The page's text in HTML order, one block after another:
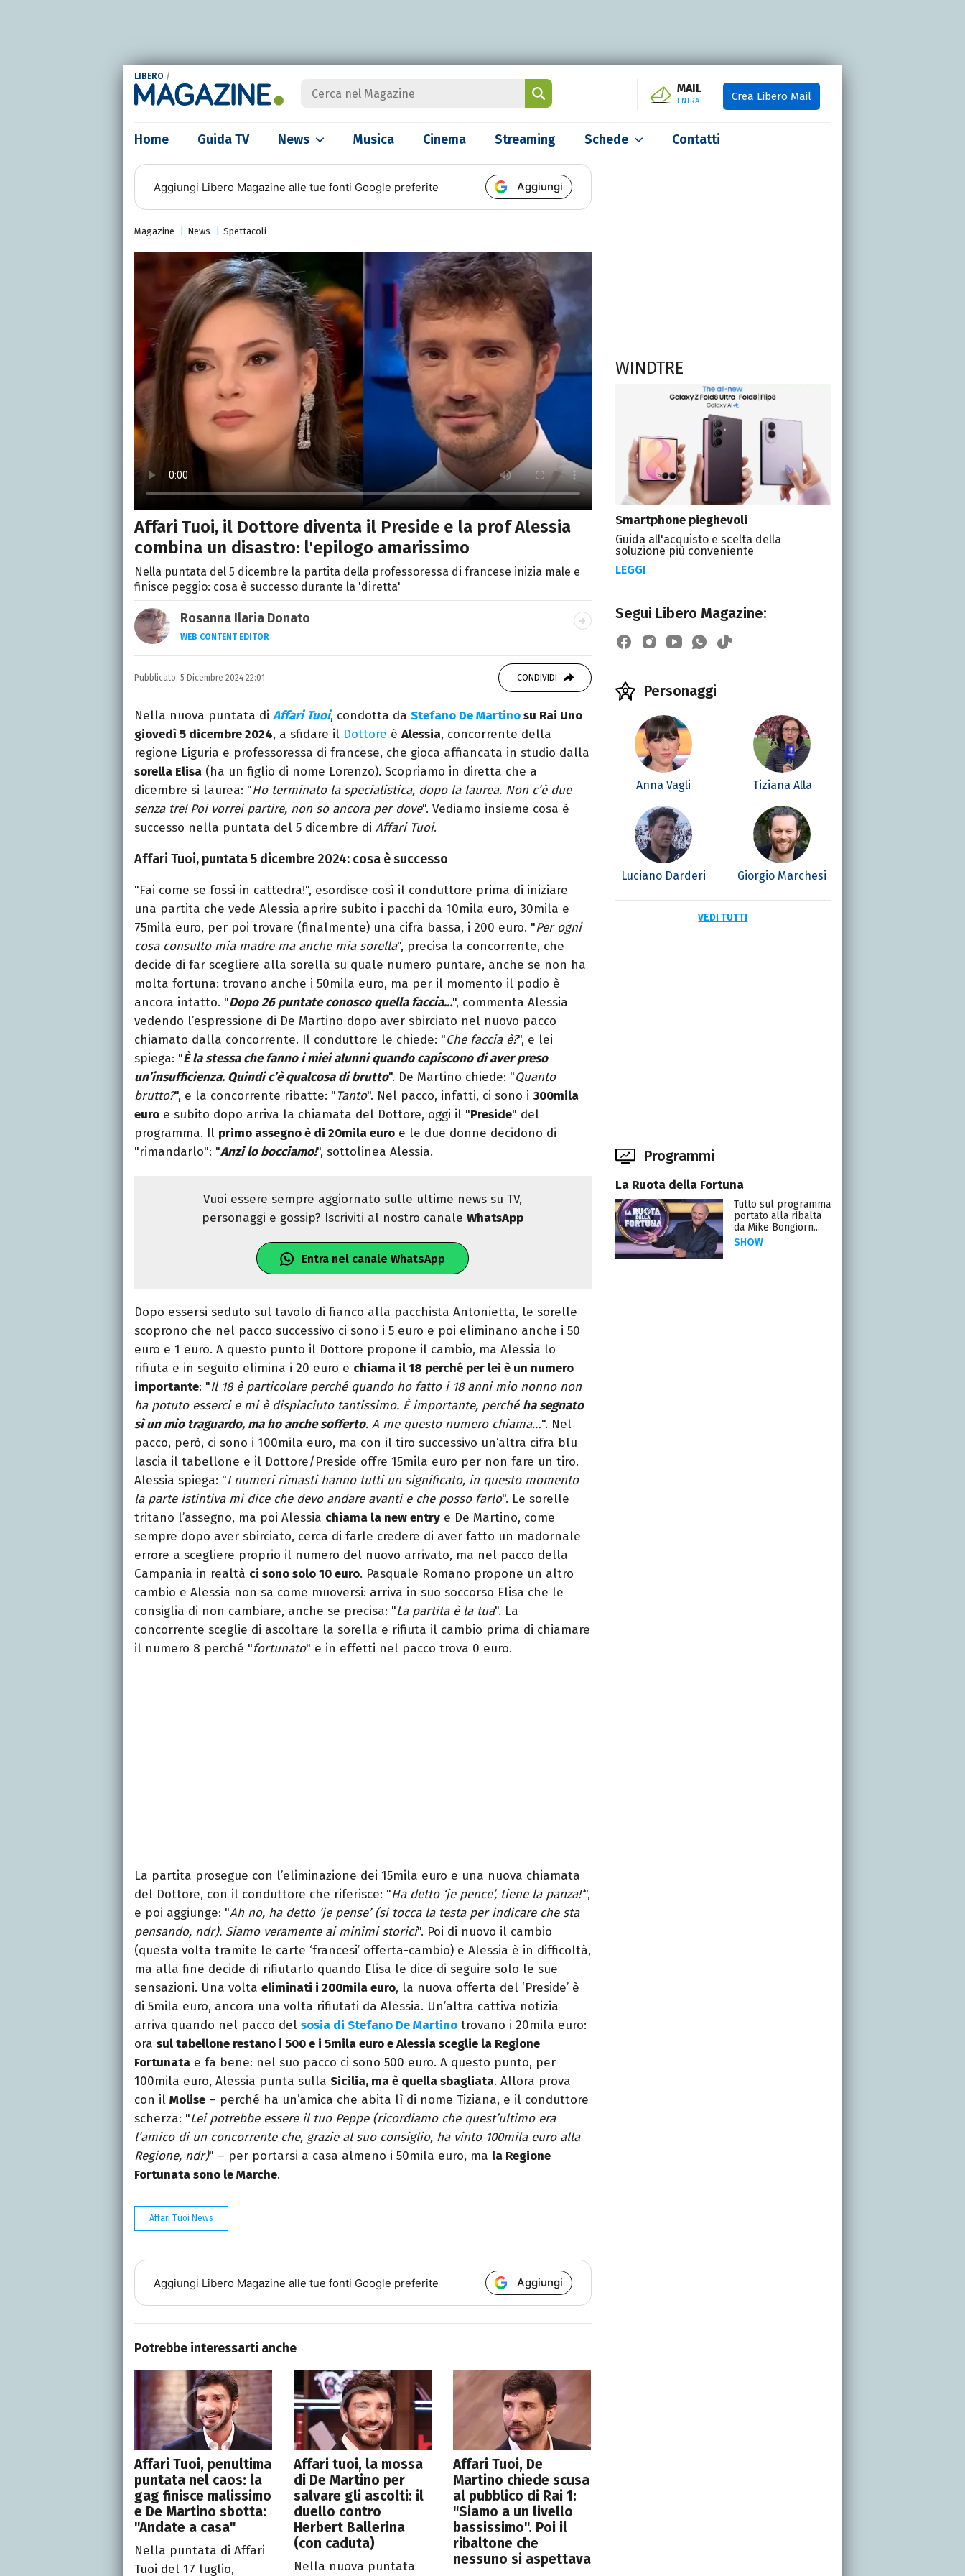
LIBERO /
MAIL
ENTRA Crea Libero Mail
Home Guida TV News Musica Cinema Streaming Schede Contatti
Aggiungi Libero Magazine alle tue fonti Google preferite Aggiungi
Magazine News Spettacoli
Affari Tuoi, il Dottore diventa il Preside e la prof Alessia
combina un disastro: l'epilogo amarissimo
Nella puntata del 5 dicembre la partita della professoressa di francese inizia male e
finisce peggio: cosa è successo durante la 'diretta'
Rosanna Ilaria Donato
WEB CONTENT EDITOR
Laureata in Linguaggi dei Media, mi dedico al mondo
dell’intrattenimento da 10 anni. Ho lavorato come web content editor
Pubblicato: 5 Dicembre 2024 22:01 CONDIVIDI
Nella nuova puntata di Affari Tuoi, condotta da Stefano De Martinosu Rai Uno
giovedì 5 dicembre 2024, a sfidare il Dottore è Alessia, concorrente della
regione Liguria e professoressa di francese, che gioca affiancata in studio dalla
sorella Elisa (ha un figlio di nome Lorenzo). Scopriamo in diretta che a
dicembre si laurea: "Ho terminato la specialistica, dopo la laurea. Non c’è due
senza tre! Poi vorrei partire, non so ancora per dove". Vediamo insieme cosa è
successo nella puntata del 5 dicembre di Affari Tuoi.
Affari Tuoi, puntata 5 dicembre 2024: cosa è successo
"Fai come se fossi in cattedra!", esordisce così il conduttore prima di iniziare
una partita che vede Alessia aprire subito i pacchi da 10mila euro, 30mila e
75mila euro, per poi trovare (finalmente) una cifra bassa, i 200 euro. "Per ogni
cosa consulto mia madre ma anche mia sorella", precisa la concorrente, che
decide di far scegliere alla sorella su quale numero puntare, anche se non ha
molta fortuna: trovano anche i 50mila euro, ma per il momento il podio è
ancora intatto. "Dopo 26 puntate conosco quella faccia…", commenta Alessia
vedendo l’espressione di De Martino dopo aver sbirciato nel nuovo pacco
chiamato dalla concorrente. Il conduttore le chiede: "Che faccia è?", e lei
spiega: "È la stessa che fanno i miei alunni quando capiscono di aver preso
un’insufficienza. Quindi c’è qualcosa di brutto". De Martino chiede: "Quanto
brutto?", e la concorrente ribatte: "Tanto". Nel pacco, infatti, ci sono i 300mila
euro e subito dopo arriva la chiamata del Dottore, oggi il "Preside" del
programma. Il primo assegno è di 20mila euro e le due donne decidono di
"rimandarlo": "Anzi lo bocciamo!", sottolinea Alessia.
Vuoi essere sempre aggiornato sulle ultime news su TV,
personaggi e gossip? Iscriviti al nostro canaleWhatsApp
Entra nel canale WhatsApp
Dopo essersi seduto sul tavolo di fianco alla pacchista Antonietta, le sorelle
scoprono che nel pacco successivo ci sono i 5 euro e poi eliminano anche i 50
euro e 1 euro. A questo punto il Dottore propone il cambio, ma Alessia lo
rifiuta e in seguito elimina i 20 euro e chiama il 18 perché per lei è un numero
importante: "Il 18 è particolare perché quando ho fatto i 18 anni mio nonno non
ha potuto esserci e mi è dispiaciuto tantissimo. È importante, perché ha segnato
sì un mio traguardo, ma ho anche sofferto. A me questo numero chiama…". Nel
pacco, però, ci sono i 100mila euro, ma con il tiro successivo un’altra cifra blu
lascia il tabellone e il Dottore/Preside offre 15mila euro per non fare un tiro.
Alessia spiega: "I numeri rimasti hanno tutti un significato, in questo momento
la parte istintiva mi dice che devo andare avanti e che posso farlo". Le sorelle
tritano l’assegno, ma poi Alessia chiama la new entry e De Martino, come
sempre dopo aver sbirciato, cerca di farle credere di aver fatto un madornale
errore a scegliere proprio il numero del nuovo arrivato, ma nel pacco della
Campania in realtà ci sono solo 10 euro. Pasquale Romano propone un altro
cambio e Alessia non sa come muoversi: arriva in suo soccorso Elisa che le
consiglia di non cambiare, anche se precisa: "La partita è la tua". La
concorrente sceglie di ascoltare la sorella e rifiuta il cambio prima di chiamare
il numero 8 perché "fortunato" e in effetti nel pacco trova 0 euro.
La partita prosegue con l’eliminazione dei 15mila euro e una nuova chiamata
del Dottore, con il conduttore che riferisce: "Ha detto ‘je pence’, tiene la panza!’",
e poi aggiunge: "Ah no, ha detto ‘je pense’ (si tocca la testa per indicare che sta
pensando, ndr). Siamo veramente ai minimi storici". Poi di nuovo il cambio
(questa volta tramite le carte ‘francesi’ offerta-cambio) e Alessia è in difficoltà,
ma alla fine decide di rifiutarlo quando Elisa le dice di seguire solo le sue
sensazioni. Una volta eliminati i 200mila euro, la nuova offerta del ‘Preside’ è
di 5mila euro, ancora una volta rifiutati da Alessia. Un’altra cattiva notizia
arriva quando nel pacco del sosia di Stefano De Martino trovano i 20mila euro:
ora sul tabellone restano i 500 e i 5mila euro e Alessia sceglie la Regione
Fortunata e fa bene: nel suo pacco ci sono 500 euro. A questo punto, per
100mila euro, Alessia punta sulla Sicilia, ma è quella sbagliata. Allora prova
con il Molise – perché ha un’amica che abita lì di nome Tiziana, e il conduttore
scherza: "Lei potrebbe essere il tuo Peppe (ricordiamo che quest’ultimo era
l’amico di un concorrente che, grazie al suo consiglio, ha vinto 100mila euro alla
Regione, ndr)" – per portarsi a casa almeno i 50mila euro, ma la Regione
Fortunata sono le Marche.
Affari Tuoi News
Aggiungi Libero Magazine alle tue fonti Google preferite Aggiungi
Potrebbe interessarti anche
Affari Tuoi, penultima
puntata nel caos: la
gag finisce malissimo
e De Martino sbotta:
"Andate a casa"
Nella puntata di Affari
Tuoi del 17 luglio,
Affari tuoi, la mossa
di De Martino per
salvare gli ascolti: il
duello contro
Herbert Ballerina
(con caduta)
Nella nuova puntata
Affari Tuoi, De
Martino chiede scusa
al pubblico di Rai 1:
"Siamo a un livello
bassissimo". Poi il
ribaltone che
nessuno si aspettava
WINDTRE
Smartphone pieghevoli
Guida all'acquisto e scelta della
soluzione più conveniente
LEGGI
Segui Libero Magazine:
Personaggi
Anna Vagli Tiziana Alla
Luciano Darderi Giorgio Marchesi
VEDI TUTTI
Programmi
La Ruota della Fortuna
Tutto sul programma
portato alla ribalta
da Mike Bongiorn...
SHOW